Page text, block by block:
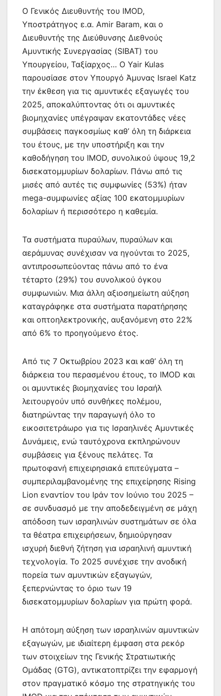
Ο Γενικός Διευθυντής του IMOD,
Υποστράτηγος ε.α. Amir Baram, και ο
Διευθυντής της Διεύθυνσης Διεθνούς
Αμυντικής Συνεργασίας (SIBAT) του
Υπουργείου, Ταξίαρχος… Ο Yair Kulas
παρουσίασε στον Υπουργό Άμυνας Israel Katz
την έκθεση για τις αμυντικές εξαγωγές του
2025, αποκαλύπτοντας ότι οι αμυντικές
βιομηχανίες υπέγραψαν εκατοντάδες νέες
συμβάσεις παγκοσμίως καθ’ όλη τη διάρκεια
του έτους, με την υποστήριξη και την
καθοδήγηση του IMOD, συνολικού ύψους 19,2
δισεκατομμυρίων δολαρίων. Πάνω από τις
μισές από αυτές τις συμφωνίες (53%) ήταν
mega-συμφωνίες αξίας 100 εκατομμυρίων
δολαρίων ή περισσότερο η καθεμία.
Τα συστήματα πυραύλων, πυραύλων και
αεράμυνας συνέχισαν να ηγούνται το 2025,
αντιπροσωπεύοντας πάνω από το ένα
τέταρτο (29%) του συνολικού όγκου
συμφωνιών. Μια άλλη αξιοσημείωτη αύξηση
καταγράφηκε στα συστήματα παρατήρησης
και οπτοηλεκτρονικής, αυξανόμενη στο 22%
από 6% το προηγούμενο έτος.
Από τις 7 Οκτωβρίου 2023 και καθ’ όλη τη
διάρκεια του περασμένου έτους, το IMOD και
οι αμυντικές βιομηχανίες του Ισραήλ
λειτουργούν υπό συνθήκες πολέμου,
διατηρώντας την παραγωγή όλο το
εικοσιτετράωρο για τις Ισραηλινές Αμυντικές
Δυνάμεις, ενώ ταυτόχρονα εκπληρώνουν
συμβάσεις για ξένους πελάτες. Τα
πρωτοφανή επιχειρησιακά επιτεύγματα –
συμπεριλαμβανομένης της επιχείρησης Rising
Lion εναντίον του Ιράν τον Ιούνιο του 2025 –
σε συνδυασμό με την αποδεδειγμένη σε μάχη
απόδοση των ισραηλινών συστημάτων σε όλα
τα θέατρα επιχειρήσεων, δημιούργησαν
ισχυρή διεθνή ζήτηση για ισραηλινή αμυντική
τεχνολογία. Το 2025 συνέχισε την ανοδική
πορεία των αμυντικών εξαγωγών,
ξεπερνώντας το όριο των 19
δισεκατομμυρίων δολαρίων για πρώτη φορά.
Η απότομη αύξηση των ισραηλινών αμυντικών
εξαγωγών, με ιδιαίτερη έμφαση στα ρεκόρ
των στοιχείων της Γενικής Στρατιωτικής
Ομάδας (GTG), αντικατοπτρίζει την εφαρμογή
στον πραγματικό κόσμο της στρατηγικής του